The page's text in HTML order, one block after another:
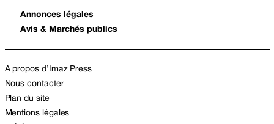
Annonces légales
Avis & Marchés publics
A propos d’Imaz Press
Nous contacter
Plan du site
Mentions légales